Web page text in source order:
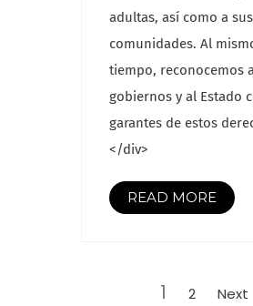
adultas, así como a sus
comunidades. Al
tiempo, reconocemos
gobiernos y al Estado
garantes de estos
</div>
READ MORE
Page
1 Page
2 Next